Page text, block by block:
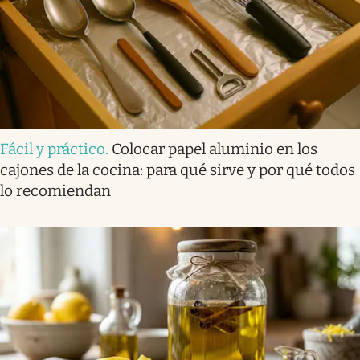
Fácil y práctico. Colocar papel aluminio en los
cajones de la cocina: para qué sirve y por qué todos
lo recomiendan